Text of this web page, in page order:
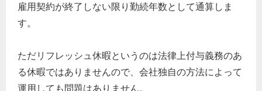
雇用契約が終了しない限り勤続年数として通算しま
す。
ただリフレッシュ休暇というのは法律上付与義務のあ
る休暇ではありませんので、会社独自の方法によって
運用しても問題はありません。